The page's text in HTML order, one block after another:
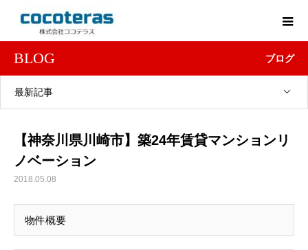
BLOG ブログ
最新記事
【神奈川県川崎市】築24年賃貸マンションリ
ノベーション
2018.05.08
物件概要